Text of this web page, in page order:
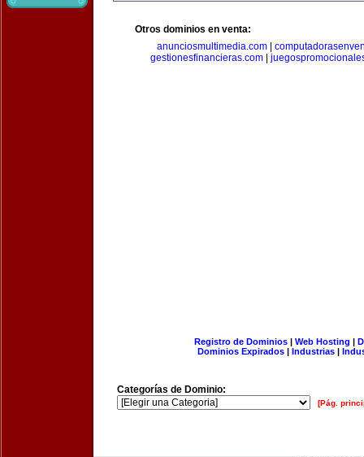
Otros dominios en venta:
anunciosmultimedia.com
gestionesfinancieras.com
Registro de Dominios| Web Hosting |
Dominios Expirados | Industrias |
Categorías de Dominio:
[Pág.